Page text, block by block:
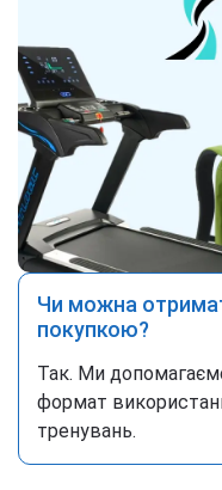
Чи можна
покупкою?
Так. Ми
формат
тренувань.